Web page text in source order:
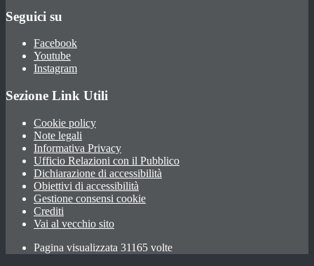
Seguici su
Facebook
Youtube
Instagram
Sezione Link Utili
Cookie policy
Note legali
Informativa Privacy
Ufficio Relazioni con il Pubblico
Dichiarazione di accessibilità
Obiettivi di accessibilità
Gestione consensi cookie
Crediti
Vai al vecchio sito
Pagina visualizzata 31165 volte